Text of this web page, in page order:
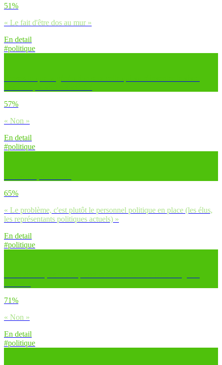
51%
« Le fait d'être dos au mur »
En detail
#politique
57%
« Non »
En detail
#politique
65%
« Le problème, c'est plutôt le personnel politique en place (les élus,
les représentants politiques actuels) »
En detail
#politique
71%
« Non »
En detail
#politique